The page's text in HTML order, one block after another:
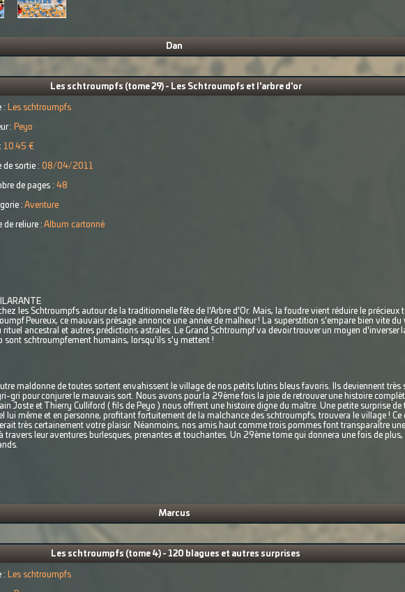
Dan
Les schtroumpfs (tome 29) - Les Schtroumpfs et l'arbre d'or
: Les schtroumpfs
: Peyo
10.45 €
de sortie : 08/04/2011
de pages : 48
: Aventure
de reliure : Album cartonné
les Schtroumpfs autour de la traditionnelle fête de l'Arbre d'Or. Mais, la foudre vient réduire le précieux
Peureux, ce mauvais présage annonce une année de malheur ! La superstition s'empare bien vite du
ancestral et autres prédictions astrales. Le Grand Schtroumpf va devoir trouver un moyen d'inverser
sont schtroumpfement humains, lorsqu'ils s'y mettent !
maldonne de toutes sortent envahissent le village de nos petits lutins bleus favoris. Ils deviennent très
gri pour conjurer le mauvais sort. Nous avons pour la 29ème fois la joie de retrouver une histoire
Joste et Thierry Culliford ( fils de Peyo ) nous offrent une histoire digne du maître. Une petite surprise de
lui même et en personne, profitant fortuitement de la malchance des schtroumpfs, trouvera le village ! Ce
très certainement votre plaisir. Néanmoins, nos amis haut comme trois pommes font transparaître
travers leur aventures burlesques, prenantes et touchantes. Un 29ème tome qui donnera une fois de plus,
Marcus
Les schtroumpfs (tome 4) - 120 blagues et autres surprises
: Les schtroumpfs